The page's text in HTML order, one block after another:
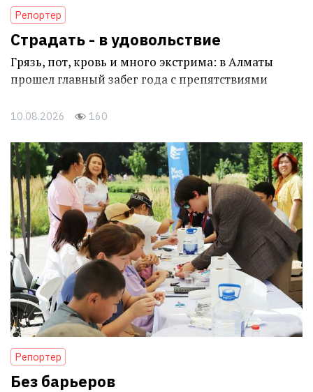
Репортер
Страдать - в удовольствие
Грязь, пот, кровь и много экстрима: в Алматы
прошел главный забег года с препятствиями
10.08.2026 160
Репортер
Без барьеров